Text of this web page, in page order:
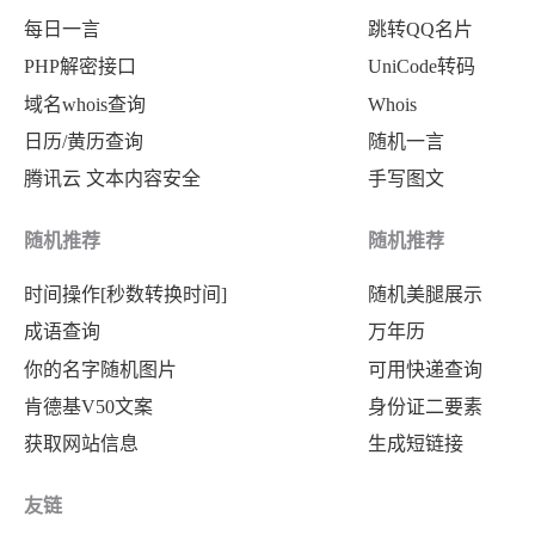
每日一言
PHP解密接口
域名whois查询
日历/黄历查询
腾讯云 文本内容安全
跳转QQ名片
UniCode转码
Whois
随机一言
手写图文
随机推荐
时间操作[秒数转换时间]
成语查询
你的名字随机图片
肯德基V50文案
获取网站信息
随机推荐
随机美腿展示
万年历
可用快递查询
身份证二要素
生成短链接
友链